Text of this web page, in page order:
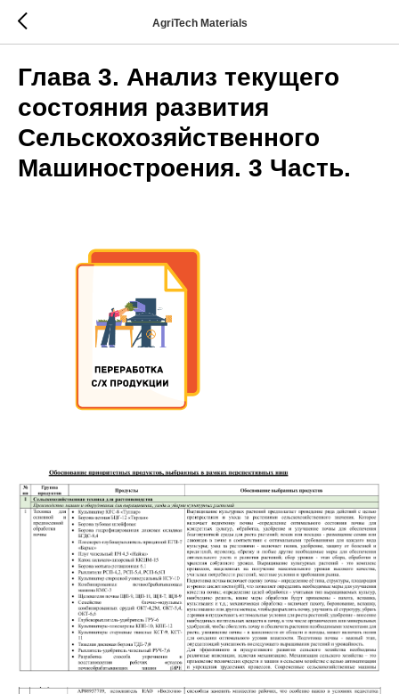
AgriTech Materials
Глава 3. Анализ текущего
состояния развития
Сельскохозяйственного
Машиностроения. 3 Часть.